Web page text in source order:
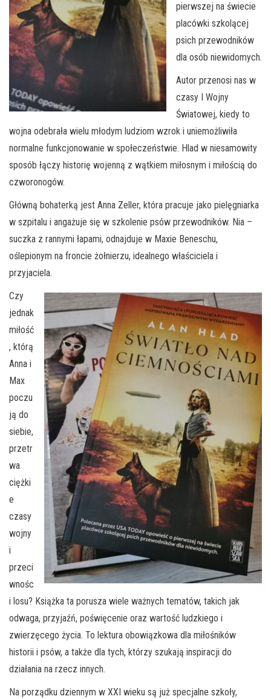
pierwszej na świecie
placówki szkolącej
psich przewodników
dla osób niewidomych.
Autor przenosi nas w
czasy I Wojny
Światowej, kiedy to
wojna odebrała wielu młodym ludziom wzrok i uniemożliwiła
normalne funkcjonowanie w społeczeństwie. Hlad w niesamowity
sposób łączy historię wojenną z wątkiem miłosnym i miłością do
czworonogów.
Główną bohaterką jest Anna Zeller, która pracuje jako pielęgniarka
w szpitalu i angażuje się w szkolenie psów przewodników. Nia –
suczka z rannymi łapami, odnajduje w Maxie Beneschu,
oślepionym na froncie żołnierzu, idealnego właściciela i
przyjaciela.
Czy
jednak
miłość
, którą
Anna i
Max
poczu
ją do
siebie,
przetr
wa
ciężki
e
czasy
wojny
i
przeci
wnośc
i losu? Książka ta porusza wiele ważnych tematów, takich jak
odwaga, przyjaźń, poświęcenie oraz wartość ludzkiego i
zwierzęcego życia. To lektura obowiązkowa dla miłośników
historii i psów, a także dla tych, którzy szukają inspiracji do
działania na rzecz innych.
Na porządku dziennym w XXI wieku są już specjalne szkoły,